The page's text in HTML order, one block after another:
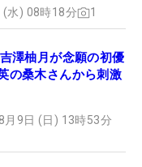
水) 08時18分 1
澤柚月が念願の初優
の桑木さんから刺激
月9日 (日) 13時53分